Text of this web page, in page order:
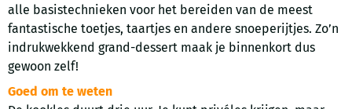
alle basistechnieken voor het bereiden van de meest
fantastische toetjes, taartjes en andere snoeperijtjes. Zo’n
indrukwekkend grand-dessert maak je binnenkort dus
gewoon zelf!
Goed om te weten